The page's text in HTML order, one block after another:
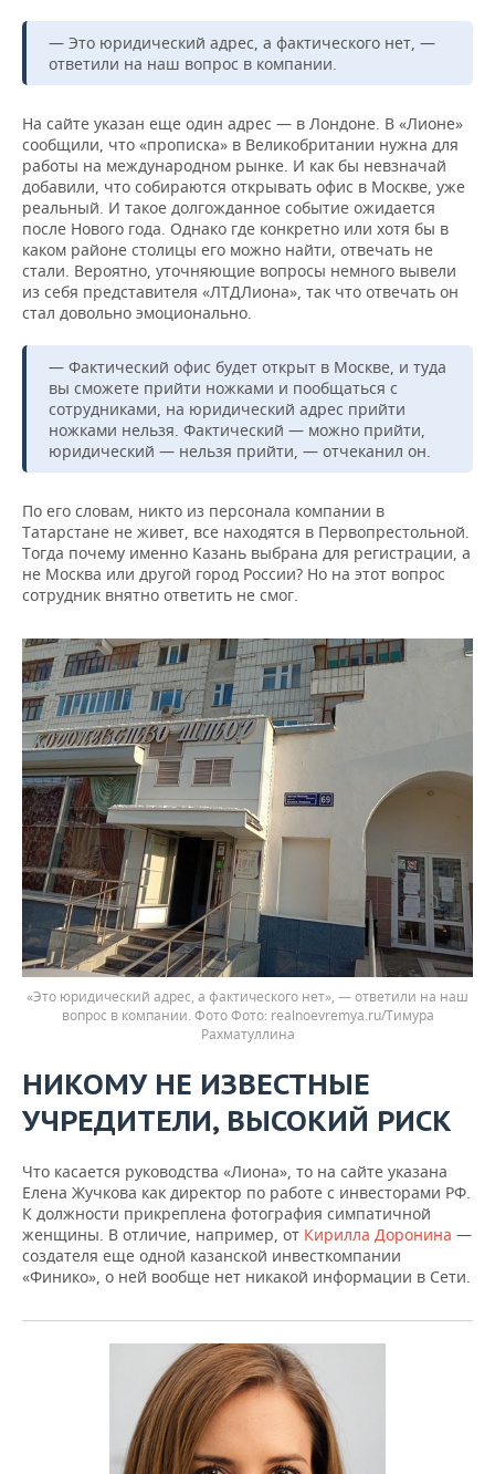
— Это юридический адрес, а фактического нет, —
ответили на наш вопрос в компании.
На сайте указан еще один адрес — в Лондоне. В «Лионе»
сообщили, что «прописка» в Великобритании нужна для
работы на международном рынке. И как бы невзначай
добавили, что собираются открывать офис в Москве, уже
реальный. И такое долгожданное событие ожидается
после Нового года. Однако где конкретно или хотя бы в
каком районе столицы его можно найти, отвечать не
стали. Вероятно, уточняющие вопросы немного вывели
из себя представителя «ЛТДЛиона», так что отвечать он
стал довольно эмоционально.
— Фактический офис будет открыт в Москве, и туда
вы сможете прийти ножками и пообщаться с
сотрудниками, на юридический адрес прийти
ножками нельзя. Фактический — можно прийти,
юридический — нельзя прийти, — отчеканил он.
По его словам, никто из персонала компании в
Татарстане не живет, все находятся в Первопрестольной.
Тогда почему именно Казань выбрана для регистрации, а
не Москва или другой город России? Но на этот вопрос
сотрудник внятно ответить не смог.
«Это юридический адрес, а фактического нет», — ответили на наш
вопрос в компании. Фото
realnoevremya.ru/Тимура
Рахматуллина
НИКОМУ НЕ ИЗВЕСТНЫЕ
УЧРЕДИТЕЛИ, ВЫСОКИЙ РИСК
Что касается руководства «Лиона», то на сайте указана
Елена Жучкова как директор по работе с инвесторами РФ.
К должности прикреплена фотография симпатичной
женщины. В отличие, например, от Кирилла Доронина —
создателя еще одной казанской инвесткомпании
«Финико», о ней вообще нет никакой информации в Сети.